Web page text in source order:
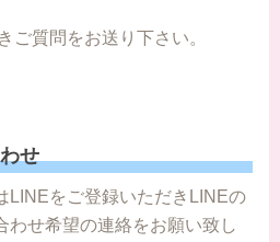
ご質問をお送り下さい。
せ
LINEをご登録いただきLINEの
わせ希望の連絡をお願い致し